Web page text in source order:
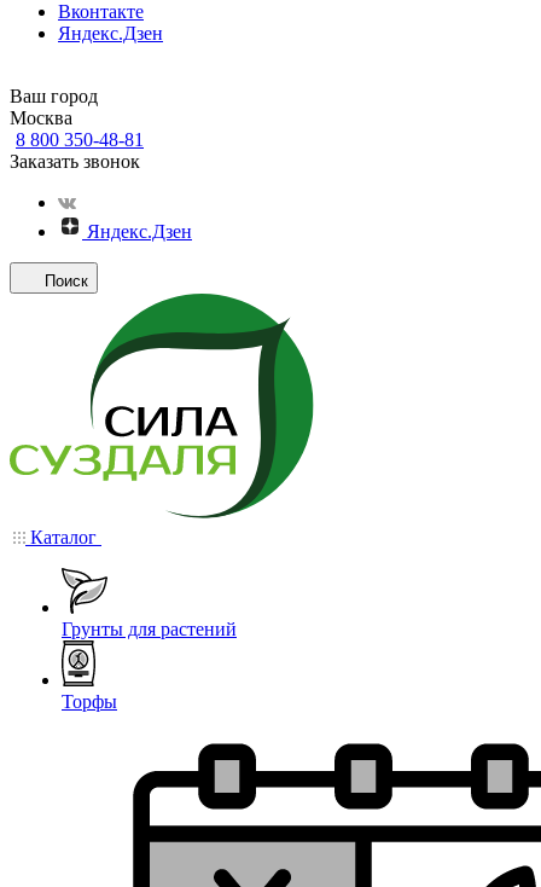
Вконтакте
Яндекс.Дзен
Ваш город
Москва
8 800 350-48-81
Заказать звонок
Яндекс.Дзен
Поиск
Каталог
Грунты для растений
Торфы